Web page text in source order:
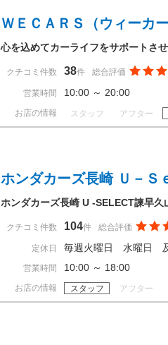
ＷＥＣＡＲＳ（ウィーカ
心を込めてカーライフをサポートさ
クチコミ件数 38件 総合評価
営業時間 10:00 ～ 20:00
お店の情報 スタッフ アフター
ホンダカーズ長崎 Ｕ－Ｓ
ホンダカーズ長崎 U -SELECT諫早久
クチコミ件数 104件 総合評価
定休日 毎週火曜日 水曜日
営業時間 10:00 ～ 18:00
お店の情報 スタッフ アフター